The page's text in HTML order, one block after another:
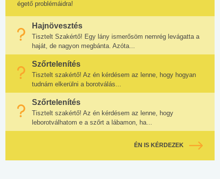
égető problémáidra!
Hajnövesztés
Tisztelt Szakértő! Egy lány ismerősöm nemrég levágatta a
haját, de nagyon megbánta. Azóta...
Szőrtelenítés
Tisztelt szakértő! Az én kérdésem az lenne, hogy hogyan
tudnám elkerülni a borotválás...
Szőrtelenítés
Tisztelt szakértő! Az én kérdésem az lenne, hogy
leborotválhatom e a szőrt a lábamon, ha...
ÉN IS KÉRDEZEK